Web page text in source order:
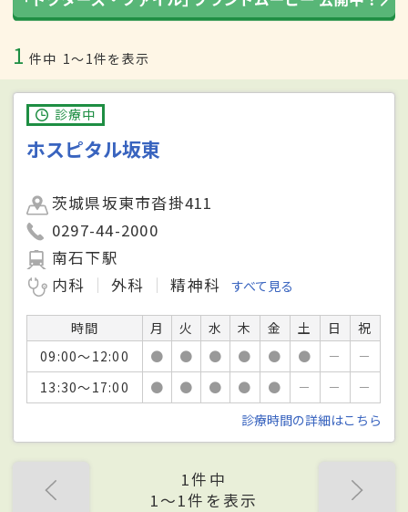
1 件中 1〜1件を表示
診療中
ホスピタル坂東
茨城県坂東市沓掛411
0297-44-2000
南石下駅
内科
外科 精神科 すべて見る
時間 月 火 水 木 金 土 日
祝
09:00～12:00
● ● ● ● ● ● －
－
13:30～17:00
● ● ● ● ● － －
－
診療時間の詳細はこちら
1件中
1〜1件を表示